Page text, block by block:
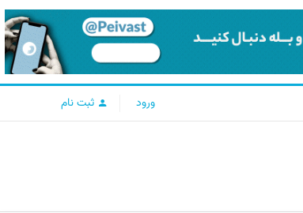
ورود ثبت نام